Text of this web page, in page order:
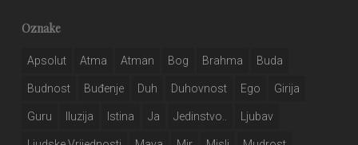
Oznake
Apsolut Atma Atman Bog Brahma Buda
Budnost Buđenje Duh Duhovnost Ego Girija
Guru Iluzija Istina Ja Jedinstvo.. Ljubav